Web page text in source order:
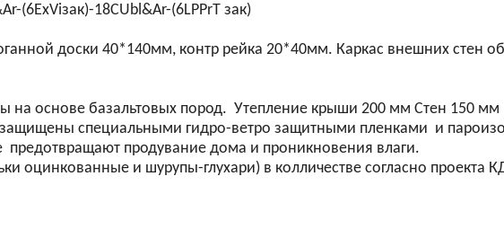
(6ExViзак)-18CUbl&Ar-(6LPPrT зак)
доски 40*140мм, контр рейка 20*40мм. Каркас внешних стен
на основе базальтовых пород. Утепление крыши 200 мм Стен 150
специальными гидро-ветро защитными пленками и
продувание дома и проникновения влаги.
оцинкованные и шурупы-глухари) в колличестве согласно проекта